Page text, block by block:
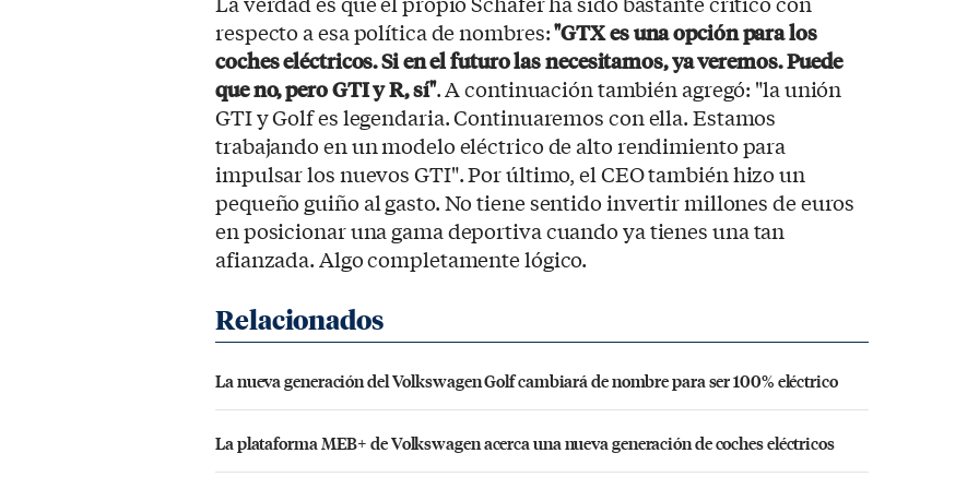
respecto a esa política de nombres:"GTX es una opción para los
coches eléctricos. Si en el futuro las necesitamos, ya veremos. Puede
que no, pero GTI y R, sí". A continuación también agregó: "la unión
GTI y Golf es legendaria. Continuaremos con ella. Estamos
trabajando en un modelo eléctrico de alto rendimiento para
impulsar los nuevos GTI". Por último, el CEO también hizo un
pequeño guiño al gasto. No tiene sentido invertir millones de euros
en posicionar una gama deportiva cuando ya tienes una tan
afianzada. Algo completamente lógico.
La nueva generación del Volkswagen Golf cambiará de nombre para ser 100% eléctrico
La plataforma MEB+ de Volkswagen acerca una nueva generación de coches eléctricos